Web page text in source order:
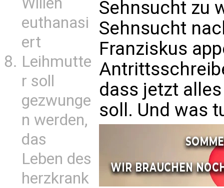
euthanasi
ert
Leihmutte
r soll
gezwunge
n werden,
das
Leben des
herzkrank
Sehnsucht zu
Sehnsucht
Franziskus
dass jetzt
soll. Und was